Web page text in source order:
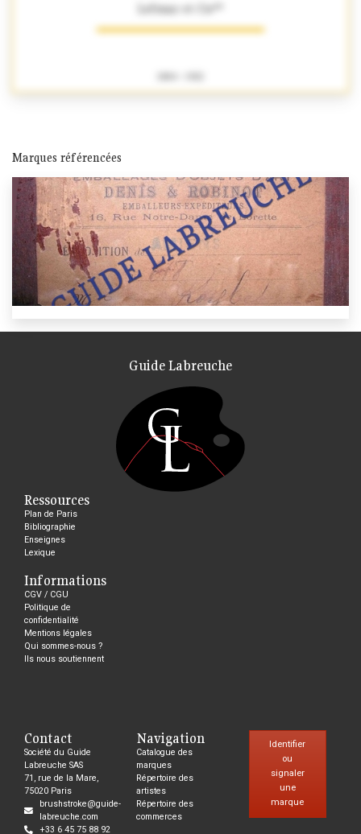
Lefranc et Cie**
Marques référencées
Guide Labreuche
Ressources
Plan de Paris
Bibliographie
Enseignes
Lexique
Informations
CGV / CGU
Politique de
confidentialité
Mentions légales
Qui sommes-nous ?
Ils nous soutiennent
Contact
Société du Guide
Labreuche SAS
71, rue de la Mare,
75020 Paris
brushstroke@guide-
labreuche.com
+33 6 45 75 88 92
Navigation
Catalogue des
marques
Répertoire des
artistes
Répertoire des
commerces
Identifier
ou
signaler
une
marque